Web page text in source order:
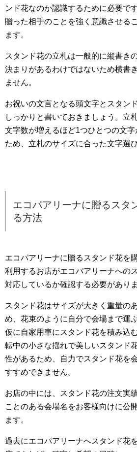
ンド花なのか認識するために必要で
贈った相手のことを強く意識させる
ます。
スタンド花の立札は一般的に縦書き
決まりがあるわけではないため横書
ません。
お祝いの文言となる頭文字とスタン
しっかりと書いておきましょう。立
文字数が増えるほど1つひとつの文字
ため、立札のサイズに合った文字選
エコパアリーナに贈るスタ
る方法
エコパアリーナに贈るスタンド花を
利用するお店がエコパアリーナへの
対応しているか確認する必要がありま
スタンド花はサイズが大きく重量の
め、花束のように自分で会場まで運
仮に自家用車にスタンド花を積み込
転中の小さな揺れで美しいスタンド
性があるため、自力でスタンド花を
すすめできません。
お店の中には、スタンド花の注文実
ことのある会場名をお客様向けに公
ます。
過去にエコパアリーナへスタンド花